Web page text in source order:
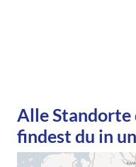
Alle
findest du in